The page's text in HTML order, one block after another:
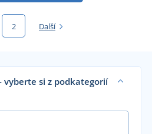
2 Další
vyberte si z podkategorií